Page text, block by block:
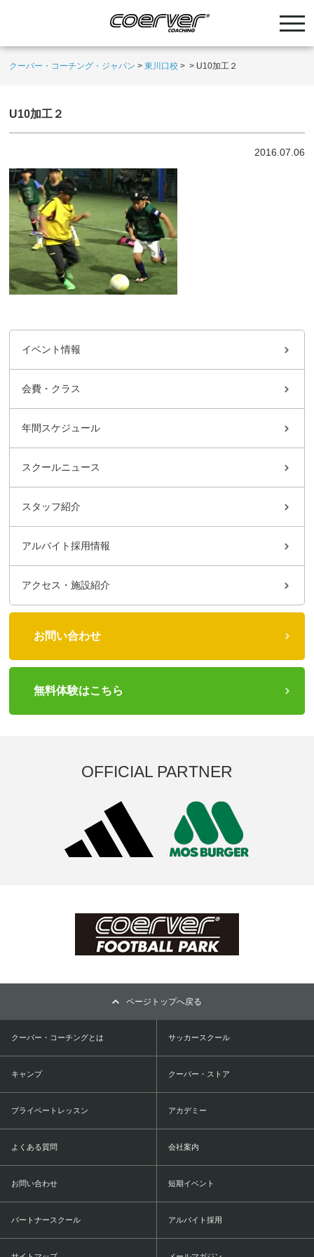
クーバー・コーチング・ジャパン >東川口校 > > U10加工２
U10加工２
2016.07.06
イベント情報
会費・クラス
年間スケジュール
スクールニュース
スタッフ紹介
アルバイト採用情報
アクセス・施設紹介
お問い合わせ
無料体験はこちら
OFFICIAL PARTNER
ページトップへ戻る
クーバー・コーチングとは サッカースクール
キャンプ クーバー・ストア
プライベートレッスン アカデミー
よくある質問 会社案内
お問い合わせ 短期イベント
パートナースクール アルバイト採用